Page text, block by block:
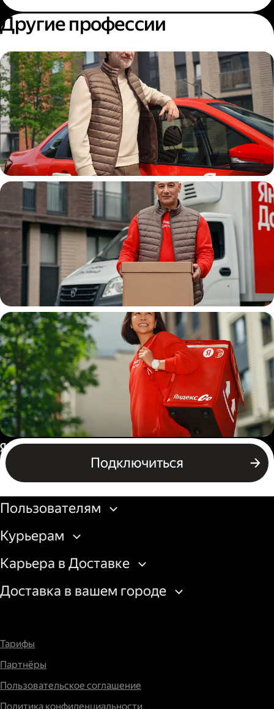
Другие профессии
Автокурьер
Водитель
грузовой машины
Пеший курьер
Подключиться
Россия
Бизнесу
Пользователям
Курьерам
Карьера в Доставке
Доставка в вашем городе
Тарифы
Партнёры
Пользовательское соглашение
Политика конфиденциальности